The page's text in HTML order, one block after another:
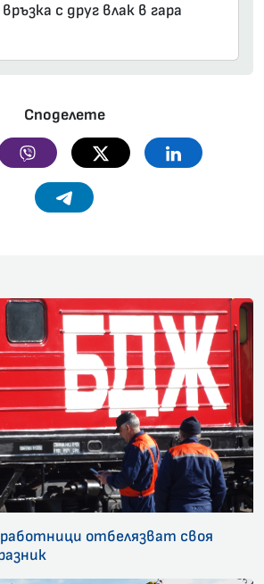
с друг влак в гара
Споделете
Viber Twitter Linkedin
Telegram
отбелязват своя